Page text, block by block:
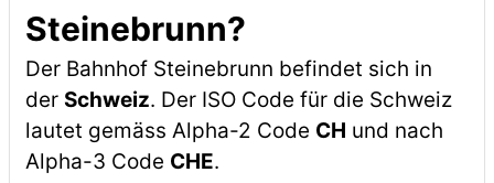
Steinebrunn?
Der Bahnhof Steinebrunn befindet sich in
der Schweiz. Der ISO Code für die Schweiz
lautet gemäss Alpha-2 Code CH und nach
Alpha-3 Code CHE.